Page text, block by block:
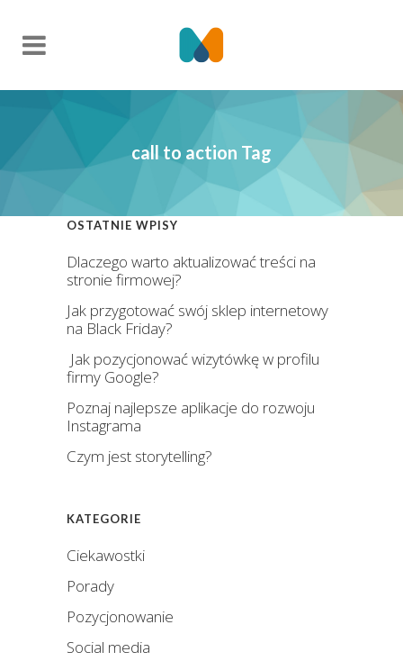
call to action Tag
OSTATNIE WPISY
Dlaczego warto aktualizować treści na
stronie firmowej?
Jak przygotować swój sklep internetowy
na Black Friday?
Jak pozycjonować wizytówkę w profilu
firmy Google?
Poznaj najlepsze aplikacje do rozwoju
Instagrama
Czym jest storytelling?
KATEGORIE
Ciekawostki
Porady
Pozycjonowanie
Social media